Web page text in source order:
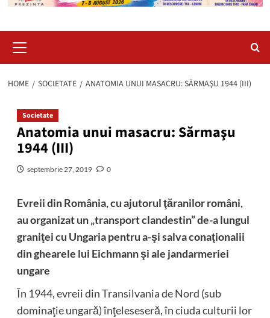
Menu
HOME SOCIETATE ANATOMIA UNUI MASACRU: SĂRMAŞU 1944 (III)
Societate
Anatomia unui masacru: Sărmaşu
1944 (III)
septembrie 27, 2019 0
Evreii din România, cu ajutorul ţăranilor români,
au organizat un „transport clandestin” de-a lungul
graniţei cu Ungaria pentru a-şi salva conaţionalii
din ghearele lui Eichmann şi ale jandarmeriei
ungare
În 1944, evreii din Transilvania de Nord (sub
dominaţie ungară) înţeleseseră, în ciuda culturii lor